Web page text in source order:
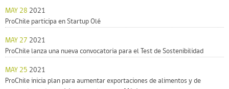
MAY 28 2021
ProChile participa en Startup Olé
MAY 27 2021
ProChile lanza una nueva convocatoria para el Test de Sostenibilidad
MAY 25 2021
ProChile inicia plan para aumentar exportaciones de alimentos y de